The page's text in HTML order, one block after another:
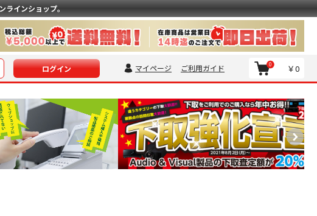
ラインショップ。
ログイン マイページ ご利用ガイド ￥0
0